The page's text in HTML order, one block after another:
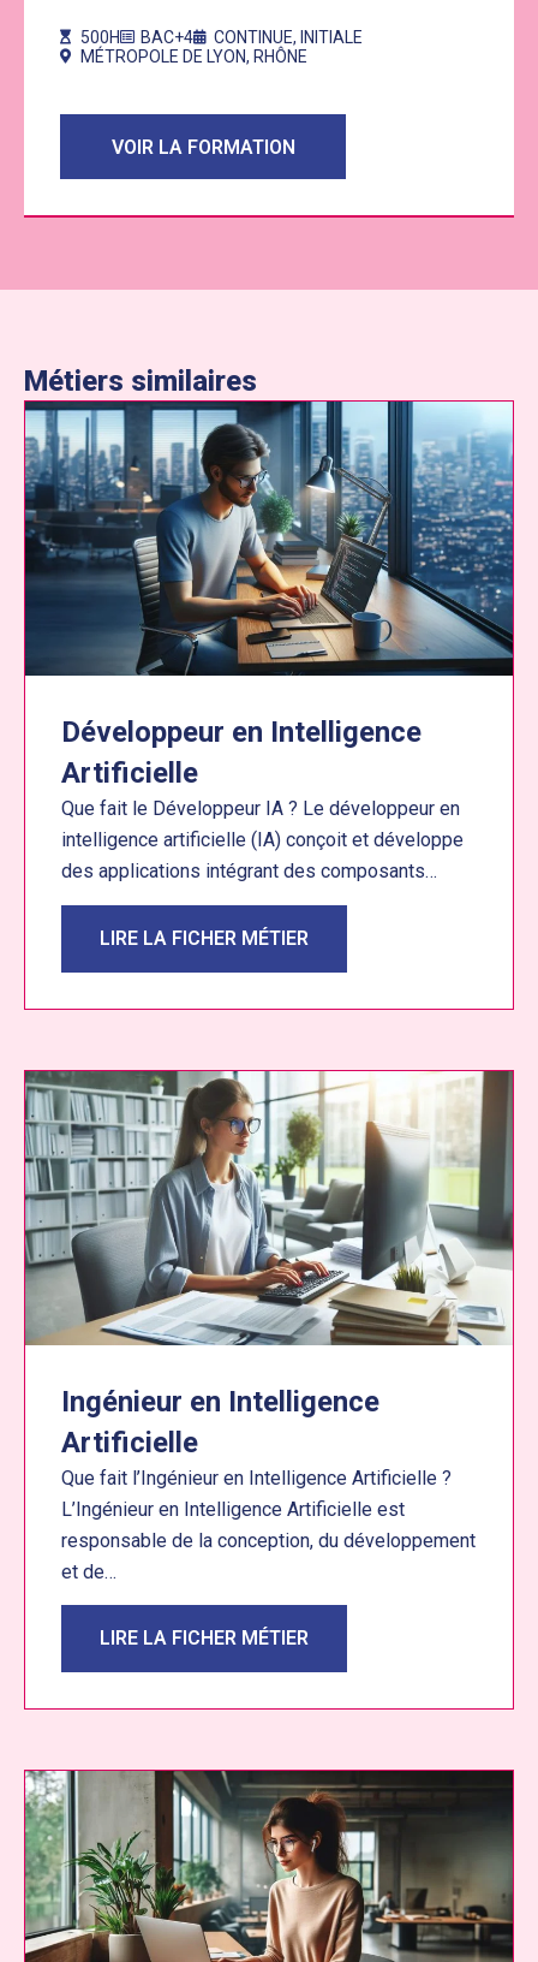
500H BAC+4 CONTINUE, INITIALE
MÉTROPOLE DE LYON, RHÔNE
VOIR LA FORMATION
Métiers similaires
Développeur en Intelligence
Artificielle
Que fait le Développeur IA ? Le développeur en
intelligence artificielle (IA) conçoit et développe
des applications intégrant des composants…
LIRE LA FICHER MÉTIER
Ingénieur en Intelligence
Artificielle
Que fait l’Ingénieur en Intelligence Artificielle ?
L’Ingénieur en Intelligence Artificielle est
responsable de la conception, du développement
et de…
LIRE LA FICHER MÉTIER